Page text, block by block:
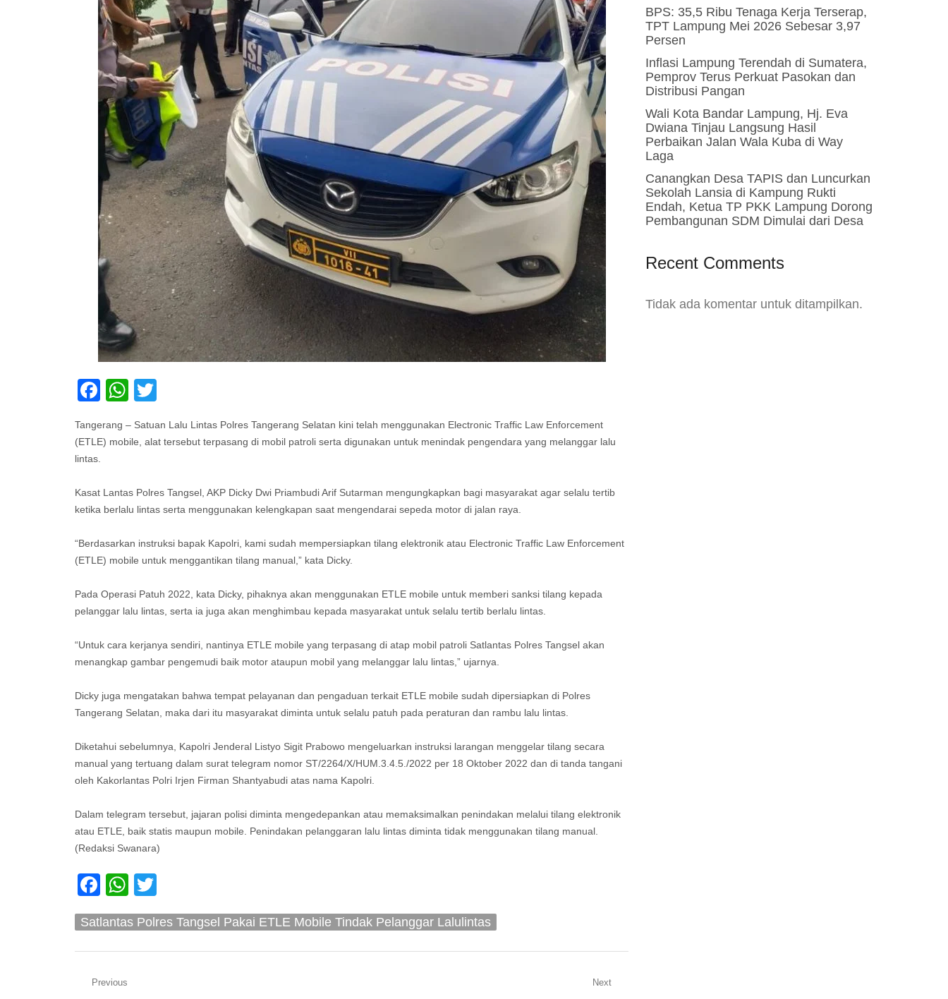
Facebook
WhatsApp
Tangerang – Satuan Lalu Lintas Polres Tangerang Selatan kini telah menggunakan Electronic Traffic Law Enforcement
(ETLE) mobile, alat tersebut terpasang di mobil patroli serta digunakan untuk menindak pengendara yang melanggar lalu
lintas.
Kasat Lantas Polres Tangsel, AKP Dicky Dwi Priambudi Arif Sutarman mengungkapkan bagi masyarakat agar selalu tertib
ketika berlalu lintas serta menggunakan kelengkapan saat mengendarai sepeda motor di jalan raya.
“Berdasarkan instruksi bapak Kapolri, kami sudah mempersiapkan tilang elektronik atau Electronic Traffic Law Enforcement
(ETLE) mobile untuk menggantikan tilang manual,” kata Dicky.
Pada Operasi Patuh 2022, kata Dicky, pihaknya akan menggunakan ETLE mobile untuk memberi sanksi tilang kepada
pelanggar lalu lintas, serta ia juga akan menghimbau kepada masyarakat untuk selalu tertib berlalu lintas.
“Untuk cara kerjanya sendiri, nantinya ETLE mobile yang terpasang di atap mobil patroli Satlantas Polres Tangsel akan
menangkap gambar pengemudi baik motor ataupun mobil yang melanggar lalu lintas,” ujarnya.
Dicky juga mengatakan bahwa tempat pelayanan dan pengaduan terkait ETLE mobile sudah dipersiapkan di Polres
Tangerang Selatan, maka dari itu masyarakat diminta untuk selalu patuh pada peraturan dan rambu lalu lintas.
Diketahui sebelumnya, Kapolri Jenderal Listyo Sigit Prabowo mengeluarkan instruksi larangan menggelar tilang secara
manual yang tertuang dalam surat telegram nomor ST/2264/X/HUM.3.4.5./2022 per 18 Oktober 2022 dan di tanda tangani
oleh Kakorlantas Polri Irjen Firman Shantyabudi atas nama Kapolri.
Dalam telegram tersebut, jajaran polisi diminta mengedepankan atau memaksimalkan penindakan melalui tilang elektronik
atau ETLE, baik statis maupun mobile. Penindakan pelanggaran lalu lintas diminta tidak menggunakan tilang manual.
(Redaksi Swanara)
Facebook
WhatsApp
Satlantas Polres Tangsel Pakai ETLE Mobile Tindak Pelanggar Lalulintas
Navigasi
Previous Next
BPS: 35,5 Ribu Tenaga Kerja Terserap,
TPT Lampung Mei 2026 Sebesar 3,97
Persen
Inflasi Lampung Terendah di Sumatera,
Pemprov Terus Perkuat Pasokan dan
Distribusi Pangan
Wali Kota Bandar Lampung, Hj. Eva
Dwiana Tinjau Langsung Hasil
Perbaikan Jalan Wala Kuba di Way
Laga
Canangkan Desa TAPIS dan Luncurkan
Sekolah Lansia di Kampung Rukti
Endah, Ketua TP PKK Lampung Dorong
Pembangunan SDM Dimulai dari Desa
Recent Comments
Tidak ada komentar untuk ditampilkan.